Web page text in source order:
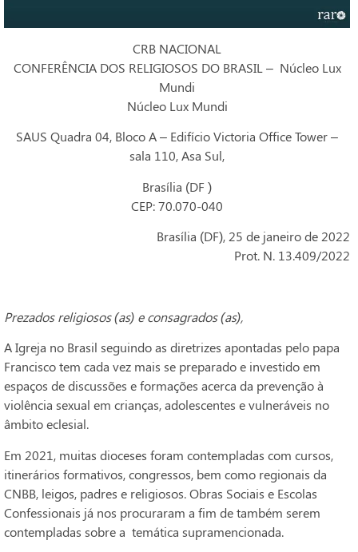
CRB NACIONAL
CONFERÊNCIA DOS RELIGIOSOS DO BRASIL – Núcleo Lux
Mundi
Núcleo Lux Mundi
SAUS Quadra 04, Bloco A – Edifício Victoria Office Tower –
sala 110, Asa Sul,
Brasília (DF )
CEP: 70.070-040
Brasília (DF), 25 de janeiro de 2022
Prot. N. 13.409/2022
Prezados religiosos (as) e consagrados (as),
A Igreja no Brasil seguindo as diretrizes apontadas pelo papa
Francisco tem cada vez mais se preparado e investido em
espaços de discussões e formações acerca da prevenção à
violência sexual em crianças, adolescentes e vulneráveis no
âmbito eclesial.
Em 2021, muitas dioceses foram contempladas com cursos,
itinerários formativos, congressos, bem como regionais da
CNBB, leigos, padres e religiosos. Obras Sociais e Escolas
Confessionais já nos procuraram a fim de também serem
contempladas sobre a temática supramencionada.